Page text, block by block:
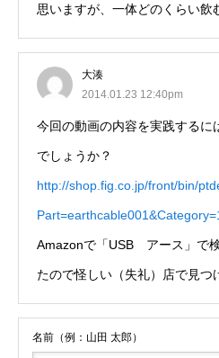
思いますが、一体どのくらい飲
大湊
2014.01.23 12:40pm
今回の動画の内容を実践するに
でしょうか？
http://shop.fig.co.jp/front/bin/
Amazonで「USB アース」で
たので怪しい（失礼）店で見つ
名前（例：山田 太郎）